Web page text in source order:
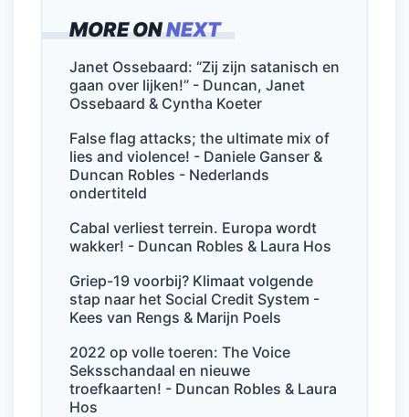
MORE ONNEXT
Janet Ossebaard: “Zij zijn satanisch en
gaan over lijken!” - Duncan, Janet
Ossebaard & Cyntha Koeter
False flag attacks; the ultimate mix of
lies and violence! - Daniele Ganser &
Duncan Robles - Nederlands
ondertiteld
Cabal verliest terrein. Europa wordt
wakker! - Duncan Robles & Laura Hos
Griep-19 voorbij? Klimaat volgende
stap naar het Social Credit System -
Kees van Rengs & Marijn Poels
2022 op volle toeren: The Voice
Seksschandaal en nieuwe
troefkaarten! - Duncan Robles & Laura
Hos
e
b
o
o
k
er l
e
dI
n
A
p
p